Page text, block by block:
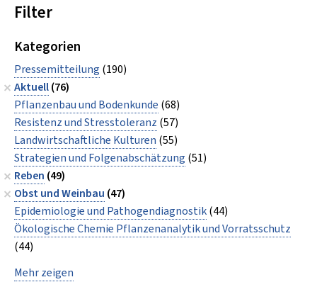
Filter
Kategorien
Pressemitteilung (190)
Aktuell(76)
Pflanzenbau und Bodenkunde (68)
Resistenz und Stresstoleranz (57)
Landwirtschaftliche Kulturen (55)
Strategien und Folgenabschätzung (51)
Reben (49)
Obst und Weinbau (47)
Epidemiologie und Pathogendiagnostik(44)
Ökologische Chemie Pflanzenanalytik und Vorratsschutz
(44)
Mehr zeigen